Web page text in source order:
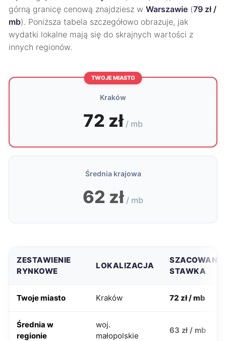
górną granicę cenową znajdziesz w Warszawie (79 zł /
mb). Poniższa tabela szczegółowo obrazuje, jak
wydatki lokalne mają się do skrajnych wartości z
innych regionów.
TWOJE MIASTO
Kraków
72 zł / mb
Średnia krajowa
62 zł / mb
ZESTAWIENIE
RYNKOWE
LOKALIZACJA
SZACOWANA
STAWKA
Twoje miasto Kraków 72 zł / mb
Średnia w
regionie
woj.
małopolskie
63 zł / mb